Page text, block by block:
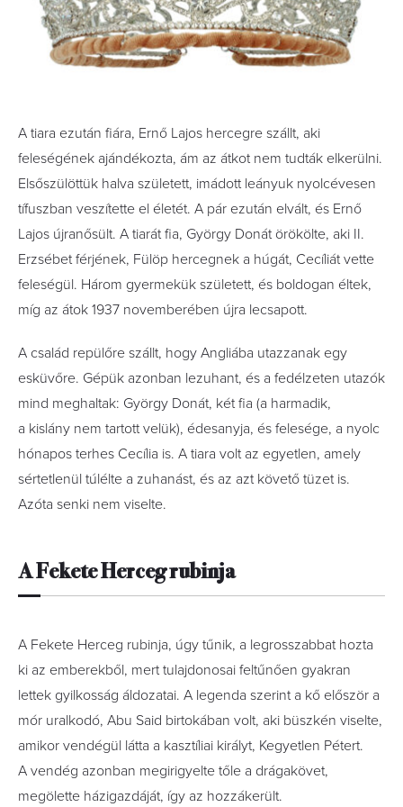
A tiara ezután fiára, Ernő Lajos hercegre szállt, aki
feleségének ajándékozta, ám az átkot nem tudták elkerülni.
Elsőszülöttük halva született, imádott leányuk nyolcévesen
tífuszban veszítette el életét. A pár ezután elvált, és Ernő
Lajos újranősült. A tiarát fia, György Donát örökölte, aki II.
Erzsébet férjének, Fülöp hercegnek a húgát, Cecíliát vette
feleségül. Három gyermekük született, és boldogan éltek,
míg az átok 1937 novemberében újra lecsapott.
A család repülőre szállt, hogy Angliába utazzanak egy
esküvőre. Gépük azonban lezuhant, és a fedélzeten utazók
mind meghaltak: György Donát, két fia (a harmadik,
a kislány nem tartott velük), édesanyja, és felesége, a nyolc
hónapos terhes Cecília is. A tiara volt az egyetlen, amely
sértetlenül túlélte a zuhanást, és az azt követő tüzet is.
Azóta senki nem viselte.
A Fekete Herceg rubinja
A Fekete Herceg rubinja, úgy tűnik, a legrosszabbat hozta
ki az emberekből, mert tulajdonosai feltűnően gyakran
lettek gyilkosság áldozatai. A legenda szerint a kő először a
mór uralkodó, Abu Said birtokában volt, aki büszkén viselte,
amikor vendégül látta a kasztíliai királyt, Kegyetlen ­Pétert.
A vendég azonban megirigyelte tőle a drágakövet,
megölette házigazdáját, így az hozzákerült.